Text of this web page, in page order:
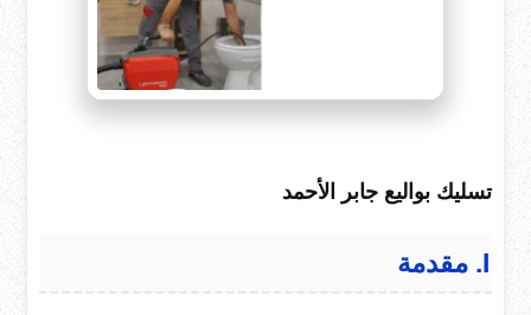
تسليك بواليع جابر الأحمد
I. مقدمة